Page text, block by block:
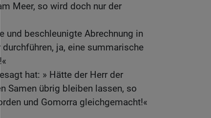
Meer, so wird doch nur der
und beschleunigte Abrechnung in
durchführen, ja, eine summarische
hat: » Hätte der Herr der
Samen übrig bleiben lassen, so
und Gomorra gleichgemacht!«